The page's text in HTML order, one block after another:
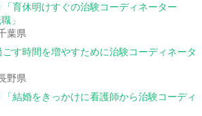
「育休明けすぐの治験コーディネーター
」
葉県
ごす時間を増やすために治験コーディネータ
野県
「結婚をきっかけに看護師から治験コーディ